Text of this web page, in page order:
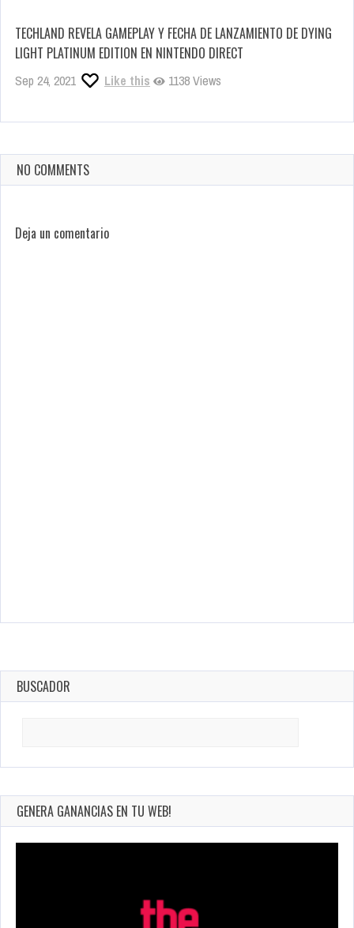
TECHLAND REVELA GAMEPLAY Y FECHA DE LANZAMIENTO DE DYING
LIGHT PLATINUM EDITION EN NINTENDO DIRECT
Sep 24, 2021 Like this 1138 Views
NO COMMENTS
Deja un comentario
BUSCADOR
GENERA GANANCIAS EN TU WEB!